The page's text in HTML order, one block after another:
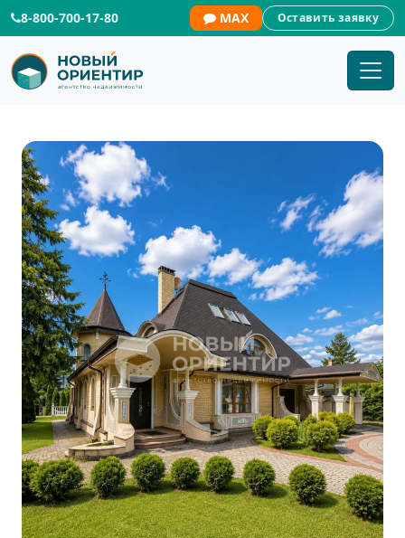
8-800-700-17-80 MAX Оставить заявку